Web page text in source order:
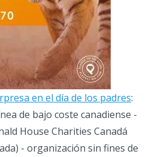
en el día de los padres:
de bajo coste canadiense -​
House Charities Canadá
- organización sin fines de